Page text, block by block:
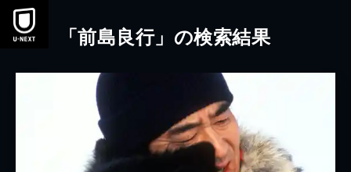
本文へスキップ
「前島良行」の検索結果